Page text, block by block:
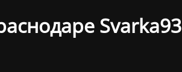
Svarka93